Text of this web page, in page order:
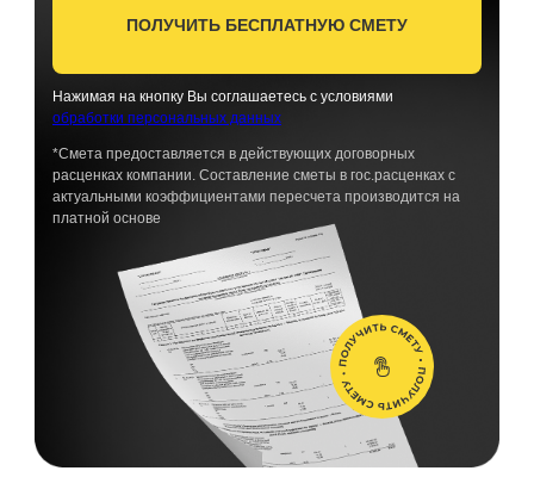
*Смета предоставляется в действующих договорных
расценках компании. Составление сметы в гос.расценках с
актуальными коэффициентами пересчета производится на
платной основе
Нажимая на кнопку Вы соглашаетесь с условиями
обработки персональных данных
ПОЛУЧИТЬ БЕСПЛАТНУЮ СМЕТУ